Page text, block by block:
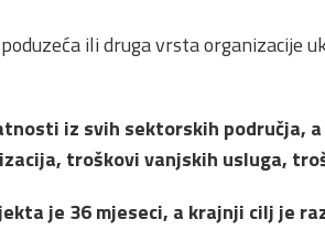
ili druga vrsta organizacije
iz svih sektorskih područja,
troškovi vanjskih usluga,
je 36 mjeseci, a krajnji cilj je